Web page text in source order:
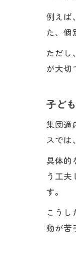
例えば
た、個
ただし
が大切
子ど
集団適
スでは
具体的
う工
す。
こう
動が苦